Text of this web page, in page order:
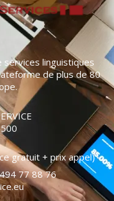
linguistiques
de plus de 80
gratuit + prix appel)
77 88 76